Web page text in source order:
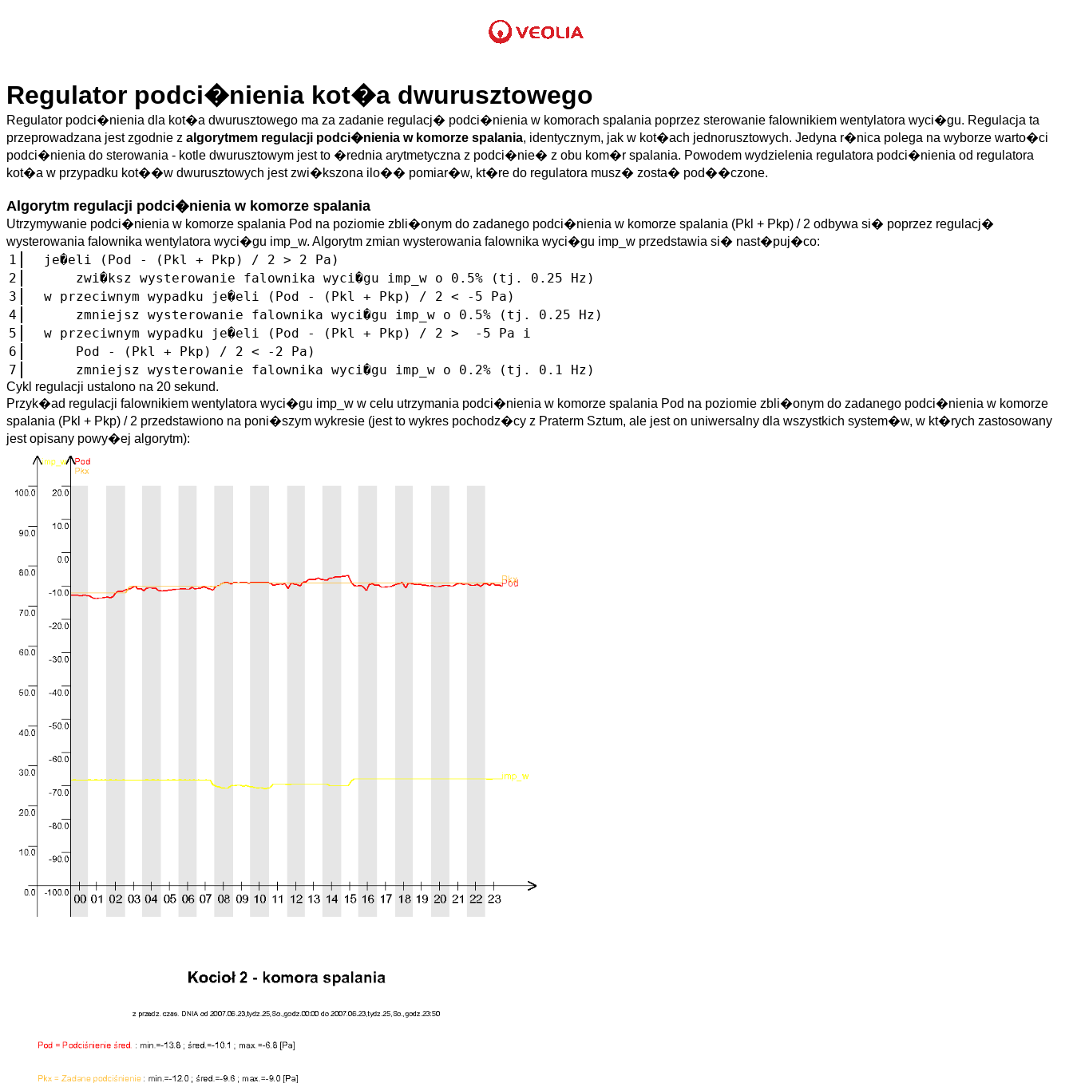
Regulator podci�nienia kot�a dwurusztowego
Regulator podci�nienia dla kot�a dwurusztowego ma za zadanie regulacj� podci�nienia w komorach spalania poprzez sterowanie falownikiem wentylatora wyci�gu. Regulacja ta
przeprowadzana jest zgodnie z algorytmem regulacji podci�nienia w komorze spalania, identycznym, jak w kot�ach jednorusztowych. Jedyna r�nica polega na wyborze warto�ci
podci�nienia do sterowania - kotle dwurusztowym jest to �rednia arytmetyczna z podci�nie� z obu kom�r spalania. Powodem wydzielenia regulatora podci�nienia od regulatora
kot�a w przypadku kot��w dwurusztowych jest zwi�kszona ilo�� pomiar�w, kt�re do regulatora musz� zosta� pod��czone.
Algorytm regulacji podci�nienia w komorze spalania
Utrzymywanie podci�nienia w komorze spalania Pod na poziomie zbli�onym do zadanego podci�nienia w komorze spalania (Pkl + Pkp) / 2 odbywa si� poprzez regulacj�
wysterowania falownika wentylatora wyci�gu imp_w. Algorytm zmian wysterowania falownika wyci�gu imp_w przedstawia si� nast�puj�co:
1
je�eli (Pod - (Pkl + Pkp) / 2 > 2 Pa)
2
zwi�ksz wysterowanie falownika wyci�gu imp_w o 0.5% (tj. 0.25 Hz)
3
w przeciwnym wypadku je�eli (Pod - (Pkl + Pkp) / 2 < -5 Pa)
4
zmniejsz wysterowanie falownika wyci�gu imp_w o 0.5% (tj. 0.25 Hz)
5
w przeciwnym wypadku je�eli (Pod - (Pkl + Pkp) / 2 > -5 Pa i
6
Pod - (Pkl + Pkp) / 2 < -2 Pa)
7
zmniejsz wysterowanie falownika wyci�gu imp_w o 0.2% (tj. 0.1 Hz)
Cykl regulacji ustalono na 20 sekund.
Przyk�ad regulacji falownikiem wentylatora wyci�gu imp_w w celu utrzymania podci�nienia w komorze spalania Pod na poziomie zbli�onym do zadanego podci�nienia w komorze
spalania (Pkl + Pkp) / 2 przedstawiono na poni�szym wykresie (jest to wykres pochodz�cy z Praterm Sztum, ale jest on uniwersalny dla wszystkich system�w, w kt�rych zastosowany
jest opisany powy�ej algorytm):